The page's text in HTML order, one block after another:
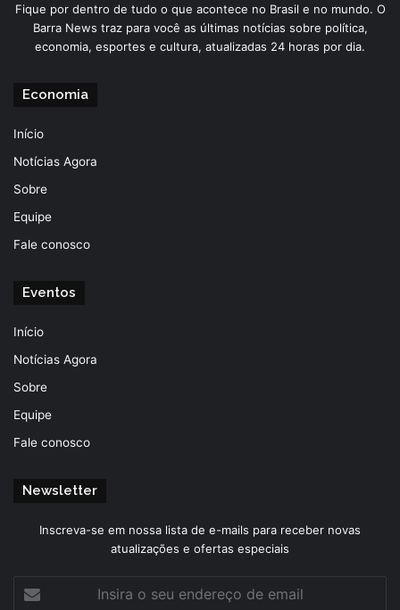
Fique por dentro de tudo o que acontece no Brasil e no mundo. O
Barra News traz para você as últimas notícias sobre política,
economia, esportes e cultura, atualizadas 24 horas por dia.
Economia
Início
Notícias Agora
Sobre
Equipe
Fale conosco
Eventos
Início
Notícias Agora
Sobre
Equipe
Fale conosco
Newsletter
Inscreva-se em nossa lista de e-mails para receber novas
atualizações e ofertas especiais